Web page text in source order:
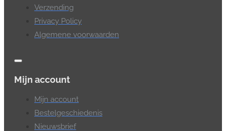
Verzending
Privacy Policy
Algemene voorwaarden
Mijn account
Mijn account
Bestelgeschiedenis
Nieuwsbrief